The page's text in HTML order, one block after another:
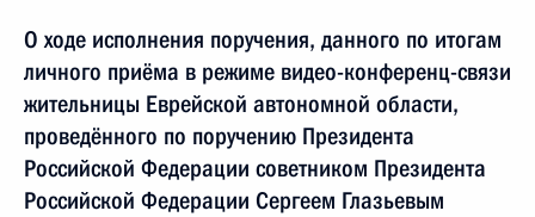
О ходе исполнения поручения, данного по итогам
личного приёма в режиме видео-конференц-связи
жительницы Еврейской автономной области,
проведённого по поручению Президента
Российской Федерации советником Президента
Российской Федерации Сергеем Глазьевым